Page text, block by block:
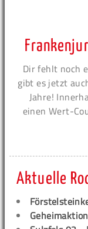
Dir fehlt noch
gibt es jetzt
Jahre!
einen Wert-
Aktuelle
Geheimaktion